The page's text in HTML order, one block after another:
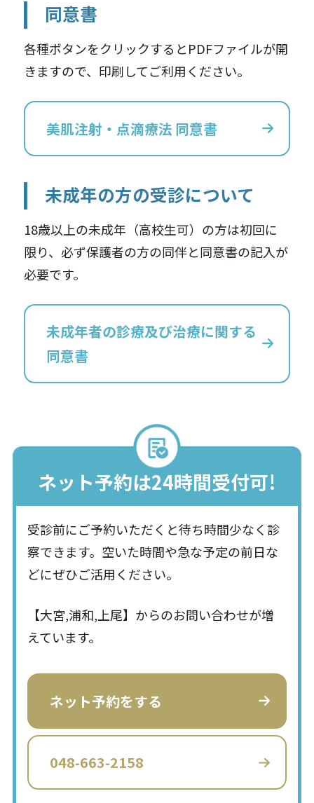
同意書
各種ボタンをクリックするとPDFファイルが開
きますので、印刷してご利用ください。
美肌注射・点滴療法 同意書
未成年の方の受診について
18歳以上の未成年（高校生可）の方は初回に
限り、必ず保護者の方の同伴と同意書の記入が
必要です。
未成年者の診療及び治療に関する
同意書
ネット予約は24時間受付可!
受診前にご予約いただくと待ち時間少なく診
察できます。空いた時間や急な予定の前日な
どにぜひご活用ください。
【大宮,浦和,上尾】からのお問い合わせが増
えています。
ネット予約をする
048-663-2158